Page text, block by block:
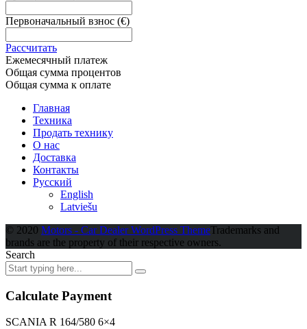
Первоначальный взнос (€)
Рассчитать
Ежемесячный платеж
Общая сумма процентов
Общая сумма к оплате
Главная
Техника
Продать технику
О нас
Доставка
Контакты
Русский
English
Latviešu
© 2020 Motors - Car Dealer WordPress ThemeTrademarks and
brands are the property of their respective owners.
Search
Calculate Payment
SCANIA R 164/580 6×4